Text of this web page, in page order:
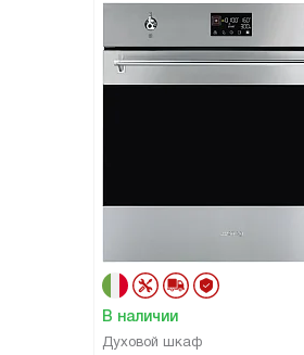
В наличии
Духовой шкаф